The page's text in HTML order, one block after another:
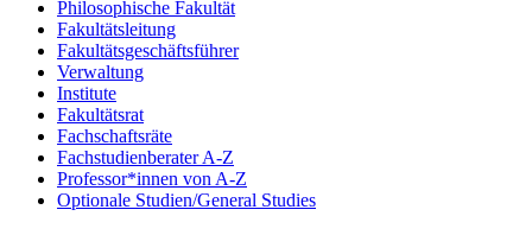
Philosophische Fakultät
Fakultätsleitung
Fakultätsgeschäftsführer
Verwaltung
Institute
Fakultätsrat
Fachschaftsräte
Fachstudienberater A-Z
Professor*innen von A-Z
Optionale Studien/General Studies